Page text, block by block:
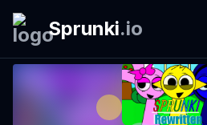
Sprunki.io